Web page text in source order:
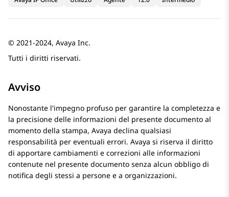
© 2021-2024, Avaya Inc.
Tutti i diritti riservati.
Avviso
Nonostante l'impegno profuso per garantire la completezza e
la precisione delle informazioni del presente documento al
momento della stampa, Avaya declina qualsiasi
responsabilità per eventuali errori. Avaya si riserva il diritto
di apportare cambiamenti e correzioni alle informazioni
contenute nel presente documento senza alcun obbligo di
notifica degli stessi a persone e a organizzazioni.